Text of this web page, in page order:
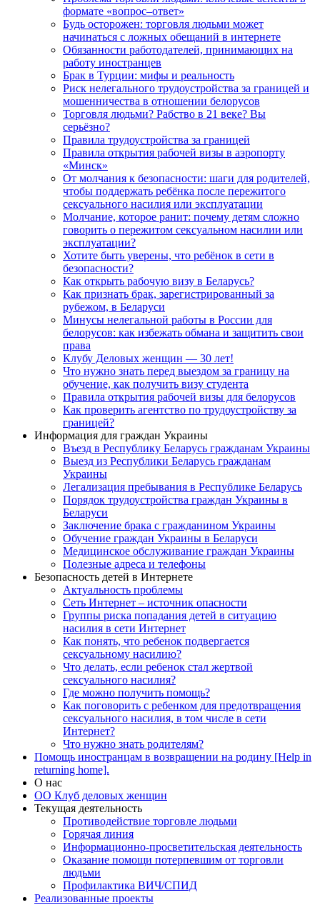
формате «вопрос–ответ»
Будь осторожен: торговля людьми может
начинаться с ложных обещаний в интернете
Обязанности работодателей, принимающих на
работу иностранцев
Брак в Турции: мифы и реальность
Риск нелегального трудоустройства за границей и
мошенничества в отношении белорусов
Торговля людьми? Рабство в 21 веке? Вы
серьёзно?
Правила трудоустройства за границей
Правила открытия рабочей визы в аэропорту
«Минск»
От молчания к безопасности: шаги для родителей,
чтобы поддержать ребёнка после пережитого
сексуального насилия или эксплуатации
Молчание, которое ранит: почему детям сложно
говорить о пережитом сексуальном насилии или
эксплуатации?
Хотите быть уверены, что ребёнок в сети в
безопасности?
Как открыть рабочую визу в Беларусь?
Как признать брак, зарегистрированный за
рубежом, в Беларуси
Минусы нелегальной работы в России для
белорусов: как избежать обмана и защитить свои
права
Клубу Деловых женщин — 30 лет!
Что нужно знать перед выездом за границу на
обучение, как получить визу студента
Правила открытия рабочей визы для белорусов
Как проверить агентство по трудоустройству за
границей?
Информация для граждан Украины
Въезд в Республику Беларусь гражданам Украины
Выезд из Республики Беларусь гражданам
Украины
Легализация пребывания в Республике Беларусь
Порядок трудоустройства граждан Украины в
Беларуси
Заключение брака с гражданином Украины
Обучение граждан Украины в Беларуси
Медицинское обслуживание граждан Украины
Полезные адреса и телефоны
Безопасность детей в Интернете
Актуальность проблемы
Сеть Интернет – источник опасности
Группы риска попадания детей в ситуацию
насилия в сети Интернет
Как понять, что ребенок подвергается
сексуальному насилию?
Что делать, если ребенок стал жертвой
сексуального насилия?
Где можно получить помощь?
Как поговорить с ребенком для предотвращения
сексуального насилия, в том числе в сети
Интернет?
Что нужно знать родителям?
Помощь иностранцам в возвращении на родину [Help in
returning home].
О нас
ОО Клуб деловых женщин
Текущая деятельность
Противодействие торговле людьми
Горячая линия
Информационно-просветительская деятельность
Оказание помощи потерпевшим от торговли
людьми
Профилактика ВИЧ/СПИД
Реализованные проекты